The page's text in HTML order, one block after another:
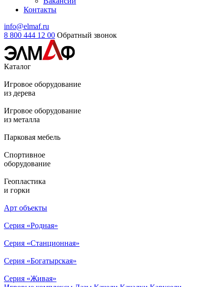
Контакты
info@elmaf.ru
8 800 444 12 00 Обратный звонок
Каталог
Игровое оборудование
из дерева
Игровое оборудование
из металла
Парковая мебель
Спортивное
оборудование
Геопластика
и горки
Арт объекты
Серия «Родная»
Серия «Станционная»
Серия «Богатырская»
Серия «Живая»